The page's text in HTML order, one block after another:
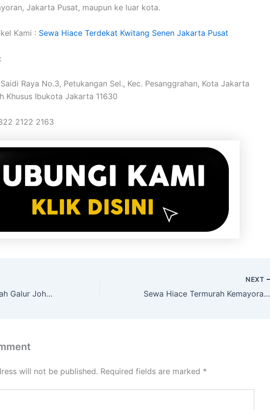
Jakarta Pusat, maupun ke luar kota.
Kami : Sewa Hiace Terdekat Kwitang Senen Jakarta Pusat
Raya No.3, Petukangan Sel., Kec. Pesanggrahan, Kota Jakarta
Khusus Ibukota Jakarta 11630
2122 2163
Sewa Hiace Termurah Galur Johar Baru Jakarta Pusat
NEXT
Sewa Hiace Termurah Kemayoran Jakarta Pusat
will not be published. Required fields are marked *